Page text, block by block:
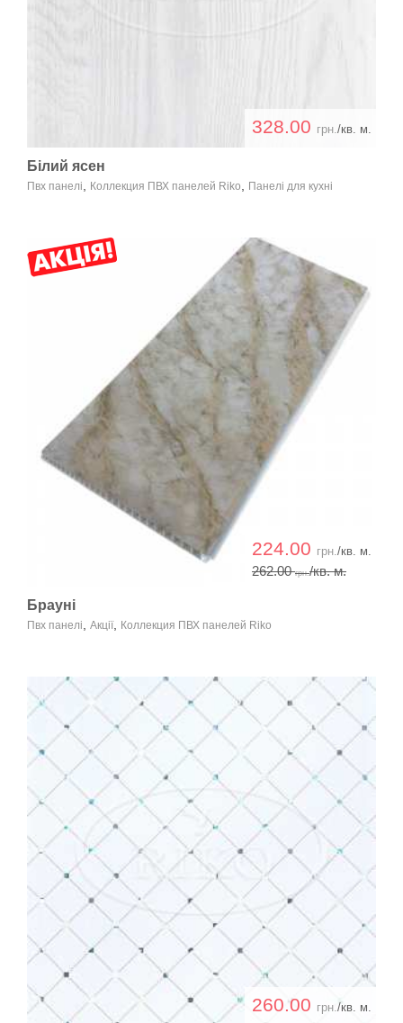
328.00 грн./кв. м.
Білий ясен
Пвх панелі Коллекция ПВХ панелей Riko Панелі для кухні
224.00 грн./кв. м.
262.00грн./кв. м.
Брауні
Пвх панелі Акції, Коллекция ПВХ панелей Riko
260.00 грн./кв. м.